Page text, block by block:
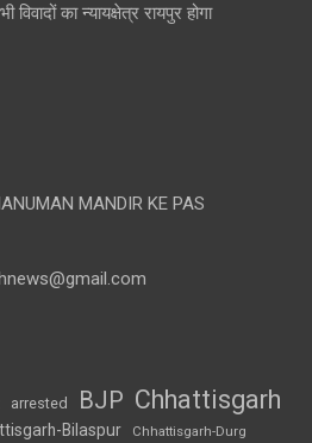
विवादों का न्यायक्षेत्र रायपुर होगा
MANDIR KE PAS
arrested BJP Chhattisgarh
Bilaspur Chhattisgarh-Durg